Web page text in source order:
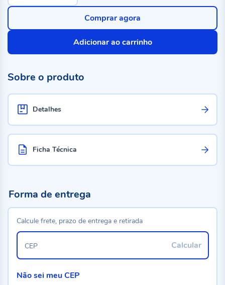
Adicionar ao carrinho
Comprar agora
Sobre o produto
Detalhes
Ficha Técnica
Forma de entrega
Calcule frete, prazo de entrega e retirada
Calcular
CEP
Não sei meu CEP